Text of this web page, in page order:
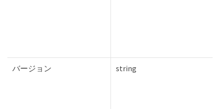
バージョン string